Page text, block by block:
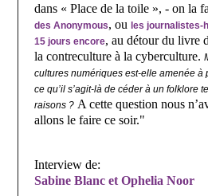
dans « Place de la toile », - on la
des Anonymous, ou les journalistes-
15 jours encore, au détour du livre
la contreculture à la cyberculture.
cultures numériques est-elle amenée à
ce qu’il s’agit-là de céder à un folklore
raisons ? A cette question nous
allons le faire ce soir."
Interview de:
Sabine Blanc et Ophelia Noor